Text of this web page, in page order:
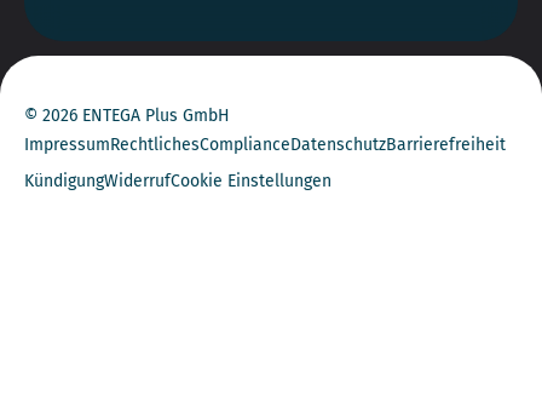
© 2026 ENTEGA Plus GmbH
ImpressumRechtlichesComplianceDatenschutzBarrierefreiheit
KündigungWiderrufCookie Einstellungen